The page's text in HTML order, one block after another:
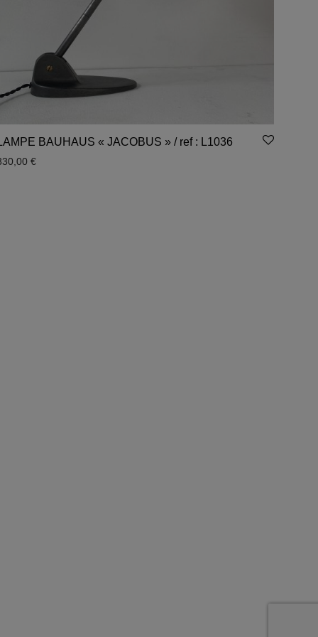
BAUHAUS « JACOBUS » / ref : L1036
€